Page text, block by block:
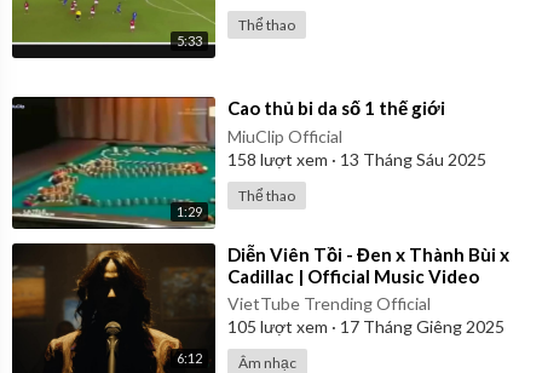
5:33
Thể thao
1:29
⁣Cao thủ bi da số 1 thế giới
MiuClip Official
158 lượt xem · 13 Tháng Sáu 2025
Thể thao
6:12
⁣Diễn Viên Tồi - Đen x Thành Bùi x
Cadillac | Official Music Video
VietTube Trending Official
105 lượt xem · 17 Tháng Giêng 2025
Âm nhạc